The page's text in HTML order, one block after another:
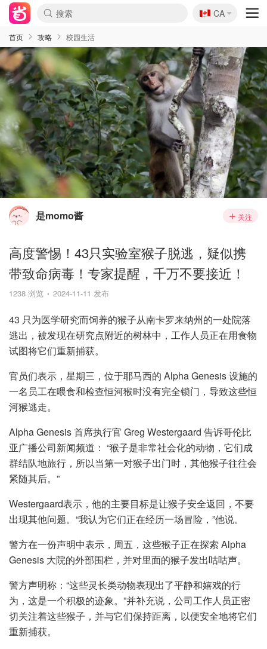
🇨🇦
CA
首页 攻略 校园生活
是momo酱 关注
高度警惕！43只实验室猴子脱逃，疑似携
带致命病毒！专家提醒，千万不要接近！
1238 浏览 2024-11-11 发布
43 只为医学研究而饲养的猴子从南卡罗来纳州的一处院落
逃出，被发现在研究点附近的树林中，工作人员正在用食物
试图将它们重新捕获。
官员们表示，星期三，位于耶马西的 Alpha Genesis 设施的
一名员工在喂食和检查恒河猴时没有完全锁门，导致这些恒
河猴逃走。
Alpha Genesis 首席执行官 Greg Westergaard 告诉哥伦比
亚广播公司新闻频道： “猴子是非常社会化的动物，它们成
群结队地旅行，所以当第一对猴子出门时，其他猴子往往会
紧随其后。”
Westergaard表示，他的主要目标是让猴子安全返回，不要
出现其他问题。“我认为它们正在经历一场冒险，”他说。
警方在一份声明中表示，周五，这些猴子正在探索 Alpha
Genesis 大院的外部围栏，并对里面的猴子发出咕咕声。
警方声明称：“这些灵长类动物表现出了平静和嬉戏的行
为，这是一个积极的迹象。”并补充说，公司工作人员正密
切关注着这些猴子，并与它们保持距离，以便安全地将它们
重新捕获。